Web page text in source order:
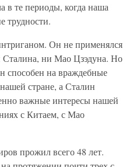
в те периоды, когда наша
трудности.
Он не применялся
Сталина, ни Мао Цзэдуна. Но
способен на враждебные
стране, а Сталин
важные интересы нашей
с Китаем, с Мао
прожил всего 48 лет.